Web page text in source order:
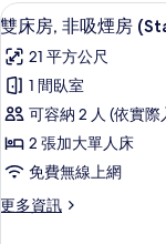
的
所
有
相
片
2F
sqm
的
情
顯
示
雙
床
房,
非
吸
煙
7
雙床房, 非吸煙房
21 平方公尺
1 間臥室
可容納 2 人 (依實
2 張加大單人床
免費無線上網
更多資訊
更